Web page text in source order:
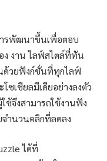
รพัฒนาขึ้นเพื่อตอบ
ง งาน ไลฟ์สไตล์ที่ทัน
ด้วยฟังก์ชั่นที่ทุกไลฟ์
ซเชียลมีเดียอย่างลงตัว
จึงสามารถใช้งานฟัง
ำนวนคลิกที่ลดลง
ได้ที่